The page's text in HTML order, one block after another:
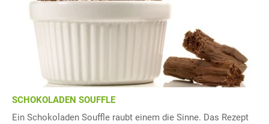
SCHOKOLADEN SOUFFLE
Ein Schokoladen Souffle raubt einem die Sinne. Das Rezept